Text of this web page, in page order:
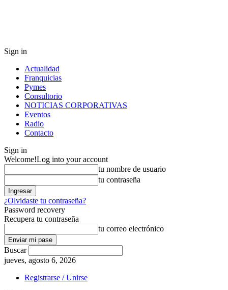
Sign in
Actualidad
Franquicias
Pymes
Consultorio
NOTICIAS CORPORATIVAS
Eventos
Radio
Contacto
Sign in
Welcome!Log into your account
tu nombre de usuario
tu contraseña
¿Olvidaste tu contraseña?
Password recovery
Recupera tu contraseña
tu correo electrónico
Buscar
jueves, agosto 6, 2026
Registrarse / Unirse